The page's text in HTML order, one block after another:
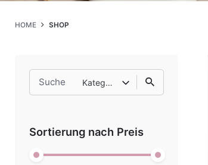
HOME SHOP
Search
for
Kategorie auswählen
Sortierung nach Preis